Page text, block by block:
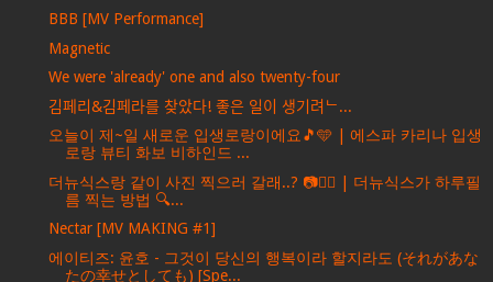
BBB [MV Performance]
Magnetic
We were 'already' one and also twenty-four
김페리&김페라를 찾았다! 좋은 일이 생기려ᄂ...
오늘이 제~일 새로운 입생로랑이에요🎵🩵 | 에스파 카리나 입생
로랑 뷰티 화보 비하인드 ...
더뉴식스랑 같이 사진 찍으러 갈래..? 📷❤‍🔥 | 더뉴식스가 하루필
름 찍는 방법 🔍...
Nectar [MV MAKING #1]
에이티즈: 윤호 - 그것이 당신의 행복이라 할지라도 (それがあな
たの幸せとしても) [Spe...